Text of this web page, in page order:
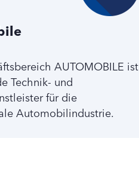
AUTOMOBILE ist
Technik- und
für die
Automobilindustrie.